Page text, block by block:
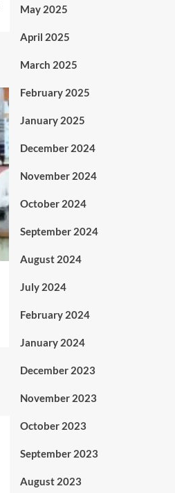
May 2025
April 2025
March 2025
February 2025
January 2025
December 2024
November 2024
October 2024
September 2024
August 2024
July 2024
February 2024
January 2024
December 2023
November 2023
October 2023
September 2023
August 2023